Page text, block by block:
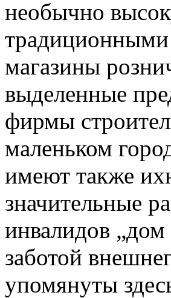
необычно
магазины
выделенные
фирмы
маленьком
имеют также
значительные
инвалидов
заботой
упомянуты